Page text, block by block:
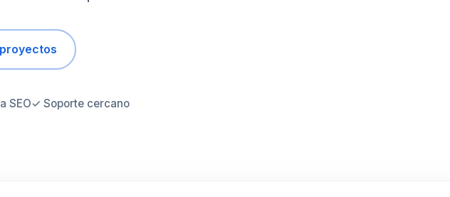
SEO✓ Soporte cercano